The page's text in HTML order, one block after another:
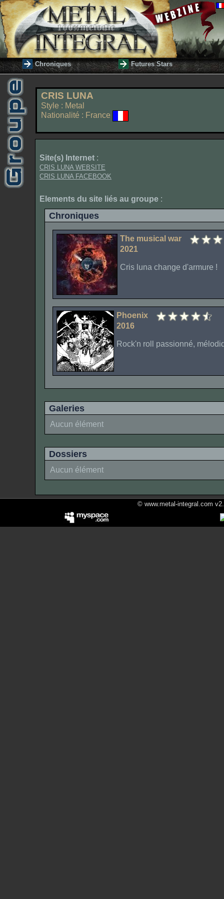
Chroniques Futures Stars
CRIS LUNA
Style : Metal
Nationalité : France
Site(s) Internet :
CRIS LUNA WEBSITE
CRIS LUNA FACEBOOK
Elements du site liés au groupe :
Chroniques
The musical war
2021
Cris luna change d'armure !
Phoenix
2016
Rock'n roll passionné,
Galeries
Aucun élément
Dossiers
Aucun élément
© www.metal-integral.com